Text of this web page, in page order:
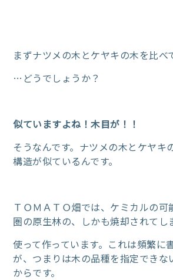
まずナツメの木とケヤキの木を比べ
…どうでしょうか？
似ていますよね！木目が！！
そうなんです。ナツメの木とケヤキ
構造が似ているんです。
ＴＯＭＡＴＯ畑では、ケミカルの可
圏の原生林の、しかも焼却されてし
使って作っています。これは頻繁に
が、つまりは木の品種を指定できな
からです。